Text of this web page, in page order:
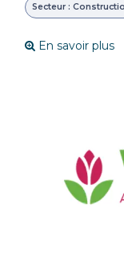
Secteur :
En savoir plus